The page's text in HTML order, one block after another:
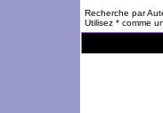
Recherche par
Utilisez * comme